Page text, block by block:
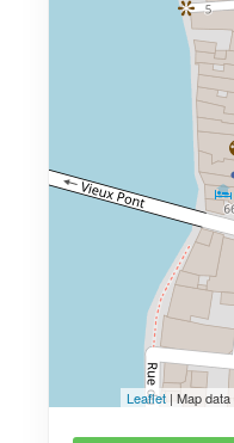
Leaflet | Map